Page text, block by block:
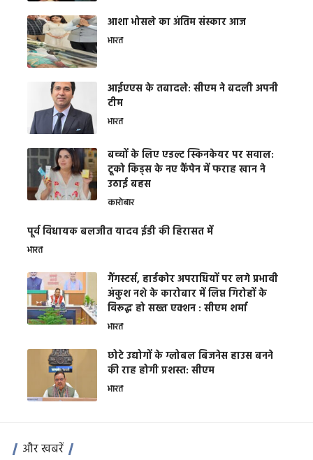
आशा भोसले का अंतिम संस्कार आज
भारत
आईएएस के तबादले: सीएम ने बदली अपनी
टीम
भारत
बच्चों के लिए एडल्ट स्किनकेयर पर सवाल:
टूको किड्स के नए कैंपेन में फराह खान ने
उठाई बहस
कारोबार
पूर्व विधायक बलजीत यादव ईडी की हिरासत में
भारत
गैंगस्टर्स, हार्डकोर अपराधियों पर लगे प्रभावी
अंकुश नशे के कारोबार में लिप्त गिरोहों के
विरूद्ध हो सख्त एक्शन : सीएम शर्मा
भारत
छोटे उद्योगों के ग्लोबल बिजनेस हाउस बनने
की राह होगी प्रशस्त: सीएम
भारत
और खबरें